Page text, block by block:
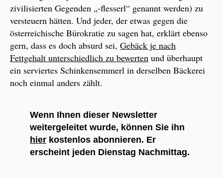
zivilisierten Gegenden „-flesserl“ genannt werden) zu
versteuern hätten. Und jeder, der etwas gegen die
österreichische Bürokratie zu sagen hat, erklärt ebenso
gern, dass es doch absurd sei, Gebäck je nach
Fettgehalt unterschiedlich zu bewerten und überhaupt
ein serviertes Schinkensemmerl in derselben Bäckerei
noch einmal anders zählt.
Wenn Ihnen dieser Newsletter
weitergeleitet wurde, können Sie ihn
hier kostenlos abonnieren. Er
erscheint jeden Dienstag Nachmittag.